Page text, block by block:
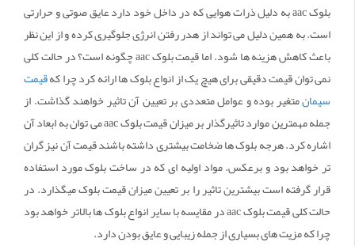
بلوک aac به دلیل ذرات هوایی که در داخل خود دارد عایق صوتی و حرارتی
است. به همین دلیل می تواند از هدر رفتن انرژی جلوگیری کرده و از این نظر
باعث کاهش هزینه ها شود. اما قیمت بلوک aac چگونه است؟ در حالت کلی
نمی توان قیمت دقیقی برای هیچ یک از انواع بلوک ها ارائه کرد چرا کهقیمت
سیمانمتغیر بوده و عوامل متعددی بر تعیین آن تاثیر خواهند گذاشت. از
جمله مهمترین موارد تاثیرگذار بر میزان قیمت بلوک aac می توان به ابعاد آن
اشاره کرد. هرجه بلوک ها ضخامت بیشتری داشته باشند قیمت آن نیز گران
تر خواهد بود و برعکس. مواد اولیه ای که در ساخت بلوک مورد استفاده
قرار گرفته است بیشترین تاثیر را بر تعیین میزان قیمت بلوک میگذارد. در
حالت کلی قیمت بلوک aac در مقایسه با سایر انواع بلوک ها بالاتر خواهد بود
چرا که مزیت های بسیاری از جمله زیبایی و عایق بودن دارد.